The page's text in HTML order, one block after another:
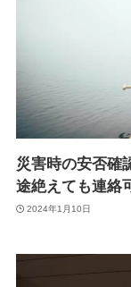
災害時の安否確
途絶えても連絡
2024年1月10日